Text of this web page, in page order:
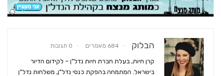
הבלוק 684 מאמרים 0 תגובות
קרן חיות, בעלת חברת חיות נדל"ן – לקידום הדיור
בישראל. המתמחה בהפקת כנסי נדל"ן, משלחות נדל"ן